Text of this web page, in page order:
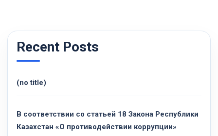
Recent Posts
(no title)
В соответствии со статьей 18 Закона Республики
Казахстан «О противодействии коррупции»